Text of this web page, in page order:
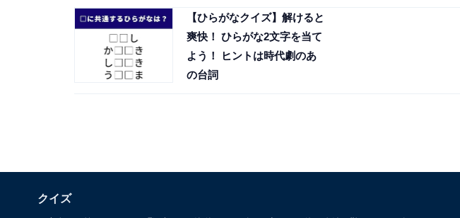
【ひらがなクイズ】解けると
爽快！ ひらがな2文字を当て
よう！ ヒントは時代劇のあ
の台詞
クイズ